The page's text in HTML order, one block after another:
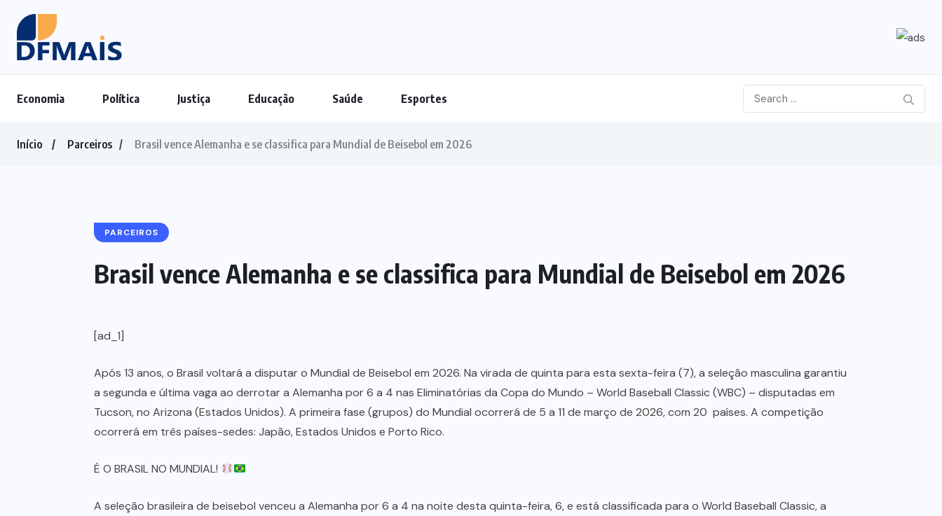
Economia Política Justiça Educação Saúde Esportes
Início Parceiros Brasil vence Alemanha e se classifica para Mundial de Beisebol em 2026
PARCEIROS
Brasil vence Alemanha e se classifica para Mundial de Beisebol em 2026
[ad_1]
Após 13 anos, o Brasil voltará a disputar o Mundial de Beisebol em 2026. Na virada de quinta para esta sexta-feira (7), a seleção masculina garantiu
a segunda e última vaga ao derrotar a Alemanha por 6 a 4 nas Eliminatórias da Copa do Mundo – World Baseball Classic (WBC) – disputadas em
Tucson, no Arizona (Estados Unidos). A primeira fase (grupos) do Mundial ocorrerá de 5 a 11 de março de 2026, com 20 países. A competição
ocorrerá em três países-sedes: Japão, Estados Unidos e Porto Rico.
É O BRASIL NO MUNDIAL!
A seleção brasileira de beisebol venceu a Alemanha por 6 a 4 na noite desta quinta-feira, 6, e está classificada para o World Baseball Classic, a